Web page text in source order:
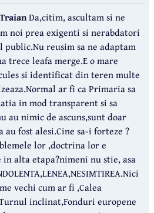
Da,citim, ascultam si ne
noi prea exigenti si nerabdatori
reusim sa ne adaptam
trece leafa merge.E o mare
si identificat din teren multe
ar fi ca Primaria sa
in mod transparent si sa
au nimic de ascuns,sunt doar
fost alesi.Cine sa-i forteze ?
lor ,doctrina lor e
in alta etapa?nimeni nu stie, asa
vechi cum ar fi ,Calea
inclinat,Fonduri europene